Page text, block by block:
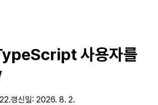
사용자를
갱신일: 2026. 8. 2.